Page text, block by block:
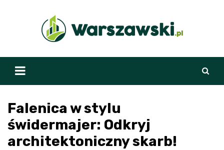
Falenica w stylu
świdermajer: Odkryj
architektoniczny skarb!